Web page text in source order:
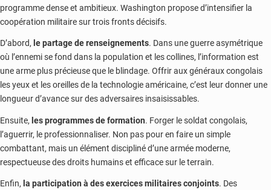
programme dense et ambitieux. Washington propose d’intensifier la
coopération militaire sur trois fronts décisifs.
D’abord, le partage de renseignements. Dans une guerre asymétrique
où l’ennemi se fond dans la population et les collines, l’information est
une arme plus précieuse que le blindage. Offrir aux généraux congolais
les yeux et les oreilles de la technologie américaine, c’est leur donner une
longueur d’avance sur des adversaires insaisissables.
Ensuite, les programmes de formation. Forger le soldat congolais,
l’aguerrir, le professionnaliser. Non pas pour en faire un simple
combattant, mais un élément discipliné d’une armée moderne,
respectueuse des droits humains et efficace sur le terrain.
Enfin, la participation à des exercices militaires conjoints. Des